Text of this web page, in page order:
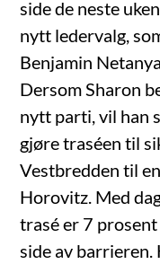
side de neste
nytt ledervalg,
Benjamin
Dersom Sharon
nytt parti, vil han
gjøre traséen til
Vestbredden til
Horovitz. Med
trasé er 7
side av